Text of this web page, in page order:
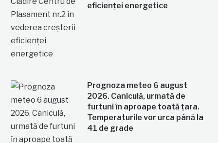
eficienței energetice
Prognoza meteo 6 august
2026. Caniculă, urmată de
furtuni în aproape toată țara.
Temperaturile vor urca până la
41 de grade